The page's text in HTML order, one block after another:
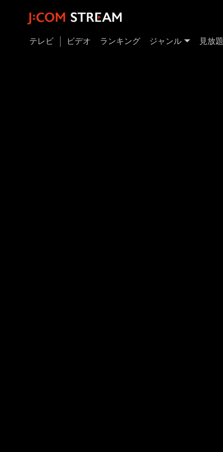
テレビ ビデオ ランキング ジャンル 見放題